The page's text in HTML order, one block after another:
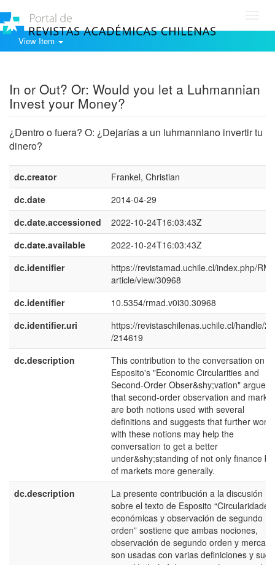
View Item
In or Out? Or: Would you let a Luhmannian
Invest your Money?
¿Dentro o fuera? O: ¿Dejarías a un luhmanniano invertir tu
dinero?
dc.creator
Frankel, Christian
dc.date
2014-04-29
dc.date.accessioned
2022-10-24T16:03:43Z
dc.date.available
2022-10-24T16:03:43Z
dc.identifier
https://revistamad.uchile.cl/index.php/
article/view/30968
dc.identifier
10.5354/rmad.v0i30.30968
dc.identifier.uri
https://revistaschilenas.uchile.cl/handle/
/214619
dc.description
This contribution to the conversation on
Esposito's "Economic Circularities and
Second-Order Obser&shy;vation" argues
that second-order observation and market
are both notions used with several
definitions and suggests that further work
with these notions may help the
conversation to get a better
under&shy;standing of not only finance
of markets more generally.
dc.description
La presente contribución a la discusión
sobre el texto de Esposito “Circularidades
económicas y observación de segundo
orden” sostiene que ambas nociones,
observación de segundo orden y
son usadas con varias definiciones y